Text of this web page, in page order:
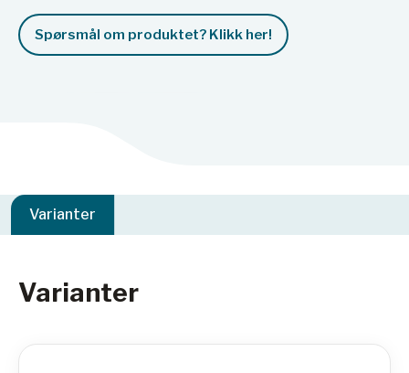
Spørsmål om produktet? Klikk her!
Varianter
Varianter